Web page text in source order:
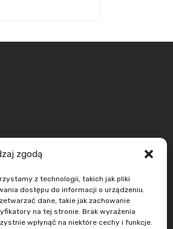
zgodą
z technologii, takich jak pliki
dostępu do informacji o urządzeniu.
dane, takie jak zachowanie
na tej stronie. Brak wyrażenia
wpłynąć na niektóre cechy i funkcje.